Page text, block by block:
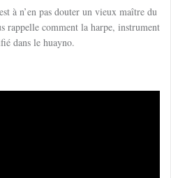
à n’en pas douter un vieux maître du
rappelle comment la harpe, instrument
dans le huayno.